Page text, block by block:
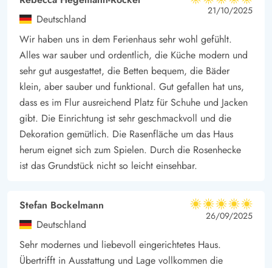
die Erwachsenen es sich auf den Sonnenliege gemütlich
machen.
Am Abend könnt ihr auf der windgeschützten Terrasse den Grill
anheizen und den Urlaubstag bei einem Gläschen Wein
ausklingen lassen. Währenddessen kann euer E-Auto am
Ferienhaus über eine Lademöglichkeit wieder aufgeladen
werden, damit ihr euch am nächsten Tag auf spannende
Ausflüge begeben könnt. Die Lademöglichkeit für das
Elektroauto ist eine Ladestation mit Typ 2 Stecker.
Urlaub in Westjütland
In Haurvig seid ihr genau richtig, wenn ihr einen ruhigen
möchtet. Der breite Nordseestrand in nur 600 m entfernt und
ihr seid von einer einzigartigen Heide- und Dünenlandschaft
umgeben.
Schwingt euch aufs Rad oder fahrt mit dem Auto in das nur 8
Deutschland
5 von 5
5 von 5
5 out of 5
21/10/2025
Wir haben uns in dem Ferienhaus sehr wohl gefühlt.
Alles war sauber und ordentlich, die Küche modern und
sehr gut ausgestattet, die Betten bequem, die Bäder
klein, aber sauber und funktional. Gut gefallen hat uns,
dass es im Flur ausreichend Platz für Schuhe und Jacken
gibt. Die Einrichtung ist sehr geschmackvoll und die
Dekoration gemütlich. Die Rasenfläche um das Haus
herum eignet sich zum Spielen. Durch die Rosenhecke
ist das Grundstück nicht so leicht einsehbar.
Stefan Bockelmann
Deutschland
5 von 5
5 von 5
5 out of 5
26/09/2025
Sehr modernes und liebevoll eingerichtetes Haus.
Übertrifft in Ausstattung und Lage vollkommen die